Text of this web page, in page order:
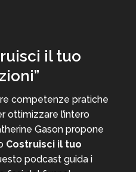
il tuo
competenze pratiche
ottimizzare l’intero
Gason propone
Costruisci il tuo
podcast guida i